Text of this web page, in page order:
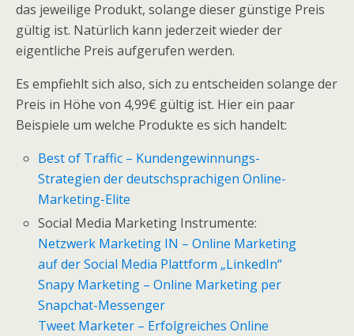
das jeweilige Produkt, solange dieser günstige Preis
gültig ist. Natürlich kann jederzeit wieder der
eigentliche Preis aufgerufen werden.
Es empfiehlt sich also, sich zu entscheiden solange der
Preis in Höhe von 4,99€ gültig ist. Hier ein paar
Beispiele um welche Produkte es sich handelt:
Best of Traffic – Kundengewinnungs-
Strategien der deutschsprachigen Online-
Marketing-Elite
Social Media Marketing Instrumente:
Netzwerk Marketing IN – Online Marketing
auf der Social Media Plattform „LinkedIn“
Snapy Marketing – Online Marketing per
Snapchat-Messenger
Tweet Marketer – Erfolgreiches Online